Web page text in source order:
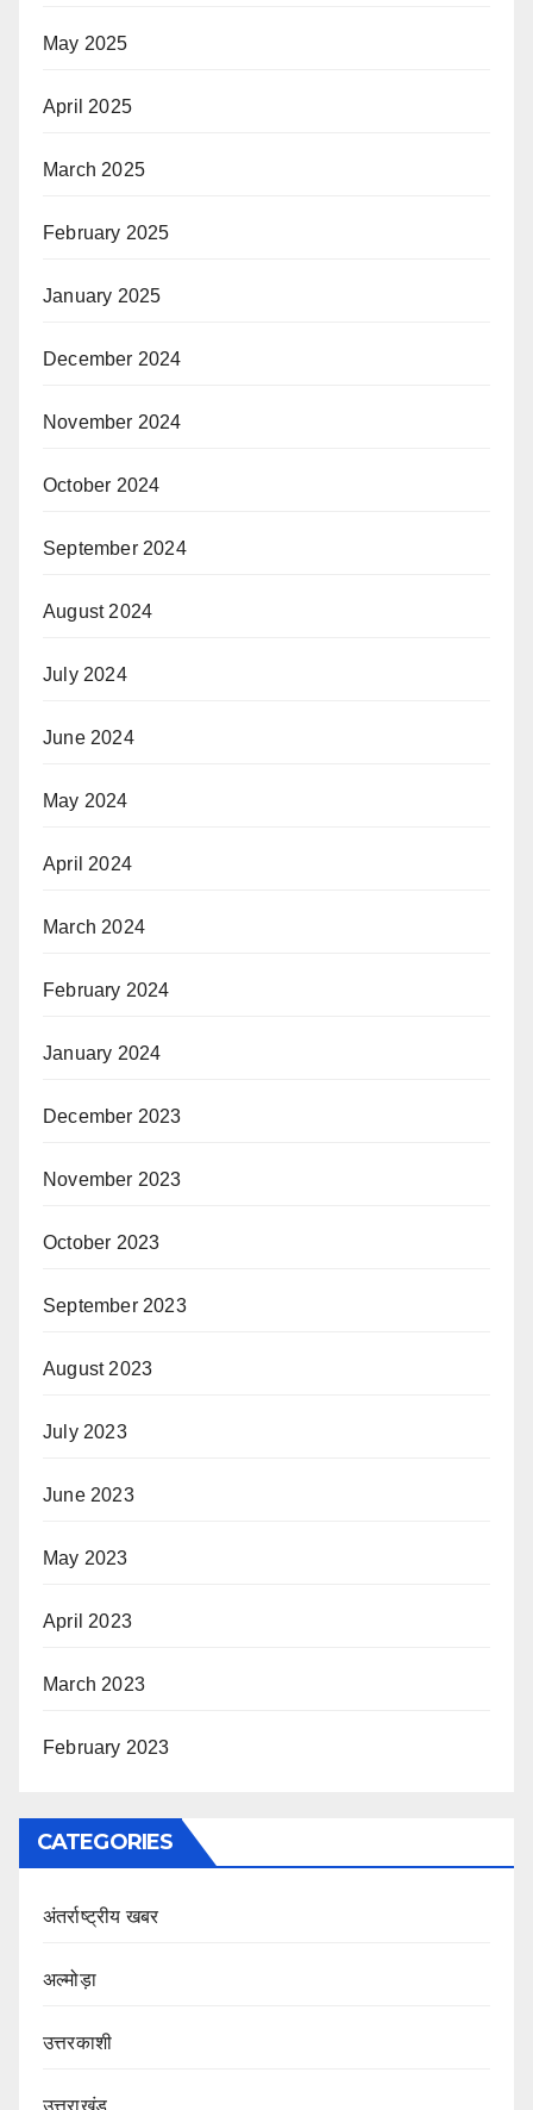
May 2025
April 2025
March 2025
February 2025
January 2025
December 2024
November 2024
October 2024
September 2024
August 2024
July 2024
June 2024
May 2024
April 2024
March 2024
February 2024
January 2024
December 2023
November 2023
October 2023
September 2023
August 2023
July 2023
June 2023
May 2023
April 2023
March 2023
February 2023
CATEGORIES
अंतर्राष्ट्रीय खबर
अल्मोड़ा
उत्तरकाशी
उत्तराखंड